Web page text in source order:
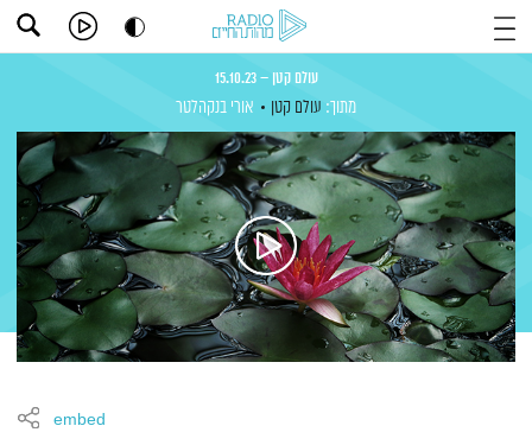
עולם קטן – 15.10.23
מתוך: עולם קטן אורי בנקהלטר
embed